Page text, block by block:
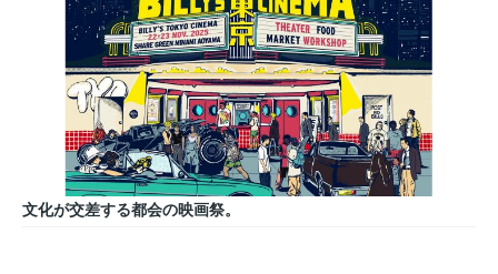
文化が交差する都会の映画祭。